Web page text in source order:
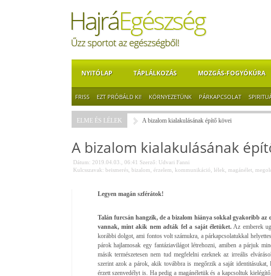
NYITÓLAP TÁPLÁLKOZÁS MOZGÁS-FOGYÓKÚRA
FRISS EZT PRÓBÁLD KI! KÖRNYEZETÜNK PÁRKAPCSOLAT
ELME ÉS LÉLEK A bizalom kialakulásának építő kövei
A bizalom kialakulásának
Dátum: 2019.04.03., 06:41 Szerző: Udvari Fanni
Kulcsszavak: beismerés, bizalom érzelem kommunikáció lélek magánélet,
Legyen magán szférátok!
Talán furcsán hangzik, de a bizalom hiánya sokkal gyakoribb az
vannak, mint akik nem adták fel a saját életüket. Az emberek
korábbi dolgot, ami fontos volt számukra, a párkapcsolatukkal
párok hajlamosak egy fantáziavilágot létrehozni, amiben a párjuk
másik természetesen nem tud megfelelni ezeknek az irreális
szerint azok a párok, akik továbbra is megőrzik a saját identitásukat,
érzett szenvedélyt is. Ha pedig a magánéletük és a kapcsoltuk